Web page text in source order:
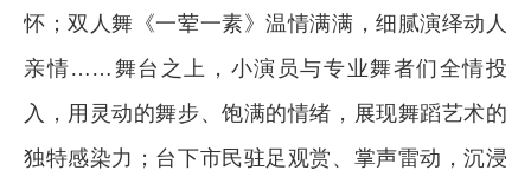
怀；双人舞《一荤一素》温情满满，细腻演绎动人
亲情……舞台之上，小演员与专业舞者们全情投
入，用灵动的舞步、饱满的情绪，展现舞蹈艺术的
独特感染力；台下市民驻足观赏、掌声雷动，沉浸